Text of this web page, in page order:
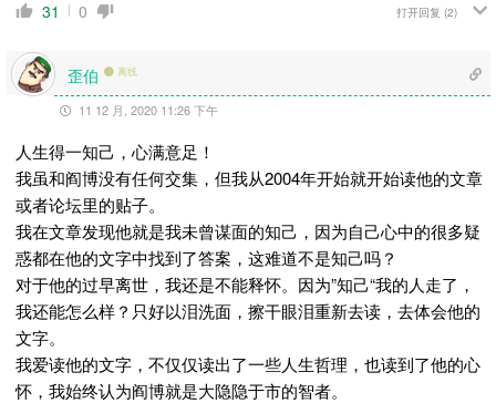
31 0 打开回复 (2)
歪伯 离线
11 12 月, 2020 11:26 下午
人生得一知己，心满意足！
我虽和阎博没有任何交集，但我从2004年开始就开始读他的文章
或者论坛里的贴子。
我在文章发现他就是我未曾谋面的知己，因为自己心中的很多疑
惑都在他的文字中找到了答案，这难道不是知己吗？
对于他的过早离世，我还是不能释怀。因为”知己“我的人走了，
我还能怎么样？只好以泪洗面，擦干眼泪重新去读，去体会他的
文字。
我爱读他的文字，不仅仅读出了一些人生哲理，也读到了他的心
怀，我始终认为阎博就是大隐隐于市的智者。